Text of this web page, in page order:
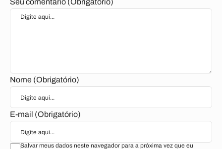
Seu comentário (Obrigatório)
Nome (Obrigatório)
E-mail (Obrigatório)
Salvar meus dados neste navegador para a próxima vez que eu